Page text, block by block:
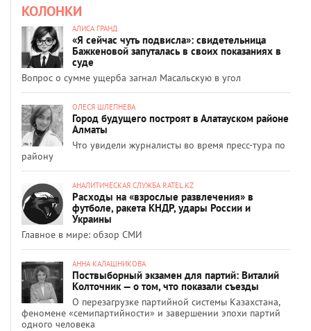
КОЛОНКИ
АЛИСА ГРАНД
«Я сейчас чуть подвисла»: свидетельница
Бажкеновой запуталась в своих показаниях в
суде
Вопрос о сумме ущерба загнал Масальскую в угол
ОЛЕСЯ ШЛЕПНЕВА
Город будущего построят в Алатауском районе
Алматы
Что увидели журналисты во время пресс-тура по
району
АНАЛИТИЧЕСКАЯ СЛУЖБА RATEL.KZ
Расходы на «взрослые развлечения» в
футболе, ракета КНДР, удары России и
Украины
Главное в мире: обзор СМИ
АННА КАЛАШНИКОВА
Поствыборный экзамен для партий: Виталий
Колточник — о том, что показали съезды
О перезагрузке партийной системы Казахстана,
феномене «семипартийности» и завершении эпохи партий
одного человека